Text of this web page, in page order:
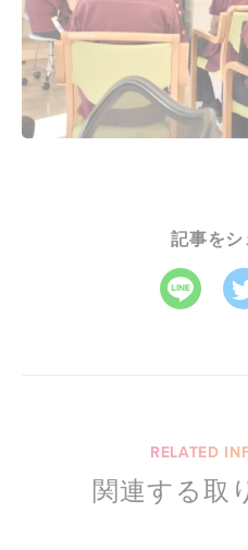
記事を
RELATED
関連する取